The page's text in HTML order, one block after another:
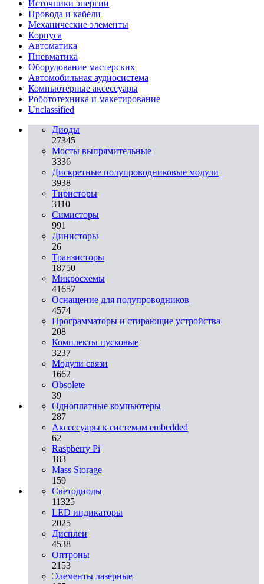
Источники энергии
Провода и кабели
Механические элементы
Корпуса
Автоматика
Пневматика
Оборудование мастерских
Автомобильная аудиосистема
Компьютерные аксессуары
Робототехника и макетирование
Unclassified
Диоды
27345
Мосты выпрямительные
3336
Дискретные полупроводниковые модули
3938
Тиристоры
3110
Симисторы
991
Динисторы
26
Транзисторы
18750
Микросхемы
41657
Оснащение для полупроводников
4574
Программаторы и стирающие устройства
208
Комплекты пусковые
3237
Модули связи
1662
Obsolete
39
Одноплатные компьютеры
287
Аксессуары к системам embedded
62
Raspberry Pi
183
Mass Storage
159
Светодиоды
11325
LED индикаторы
2025
Дисплеи
4538
Оптроны
2153
Элементы лазерные